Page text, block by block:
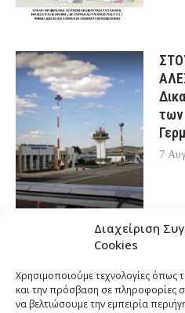
Διαχείριση
Cookies
Χρησιμοποιούμε τεχνολογίες όπως
και την πρόσβαση σε πληροφορίες
να βελτιώσουμε την εμπειρία
των
7